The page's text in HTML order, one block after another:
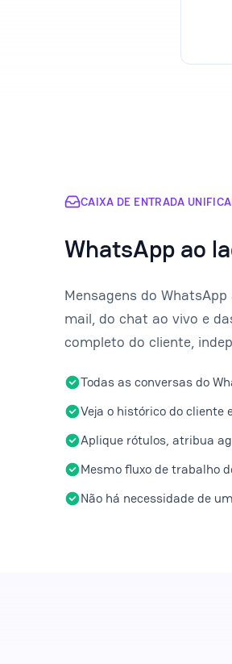
CAIXA DE ENTRADA
WhatsApp ao
Mensagens do
mail, do chat ao vivo e
completo do cliente,
Todas as conversas do
Veja o histórico do cliente
Aplique rótulos, atribua
Mesmo fluxo de trabalho
Não há necessidade de